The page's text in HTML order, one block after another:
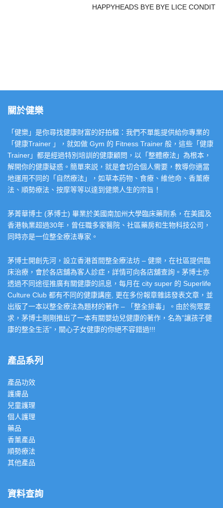
HAPPYHEADS BYE BYE LICE CONDIT
關於健樂
「健樂」是你尋找健康財富的好拍檔：我們不單能提供給你專業的
「健康Trainer 」，就如做 Gym 的 Fitness Trainer 般，這些「健康
Trainer」都是經過特別培訓的健康顧問，以「整體療法」為根本，
解開你的健康疑惑。簡單來説，就是會切合個人需要，教導你適當
地運用不同的「自然療法」，如草本葯物、食療、維他命、香薰療
法、順勢療法、按摩等等以達到健樂人生的宗旨！
茅菁華博士 (茅博士) 畢業於美國南加州大學臨床藥劑系，在美國及
香港執業超過30年，曾任職多家醫院、社區藥房和生物科技公司，
同時亦是一位整全療法專家。
茅博士開創先河，設立香港首間整全療法坊 – 健樂，在社區提供臨
床治療，會於各店舖為客人診症，詳情可向各店舖查詢。茅博士亦
透過不同途徑推廣有關健康的訊息，每月在 city super 的 Superlife
Culture Club 都有不同的健康講座, 更在多份報章雜誌發表文章，並
出版了一本以整全療法為題材的著作 – 「整全排毒」。由於徇眾要
求，茅博士剛剛推出了一本有關嬰幼兒健康的著作，名為”讓孩子健
康的整全生活”，關心子女健康的你絕不容錯過!!!
產品系列
產品功效
護膚品
兒童護理
個人護理
藥品
香薰產品
順勢療法
其他產品
資料查詢